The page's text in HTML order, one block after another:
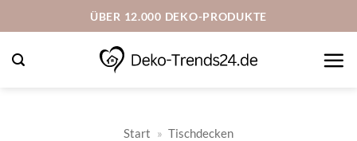
Inhalt
springen
ÜBER 12.000 DEKO-PRODUKTE
Start » Tischdecken